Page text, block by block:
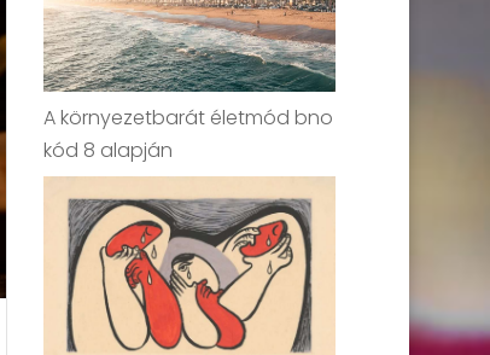
A környezetbarát életmód bno
kód 8 alapján